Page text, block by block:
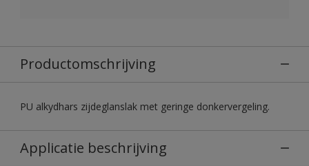
Productomschrijving
PU alkydhars zijdeglanslak met geringe donkervergeling.
Applicatie beschrijving